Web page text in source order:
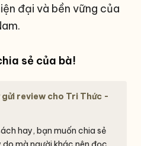
đại và bền vững của
sẻ của bà!
review cho Tri Thức -
hay, bạn muốn chia sẻ